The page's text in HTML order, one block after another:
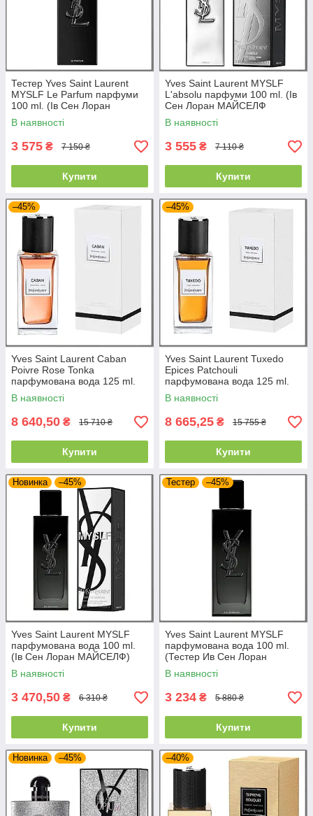
Тестер Yves Saint Laurent
MYSLF Le Parfum парфуми
100 ml. (Ів Сен Лоран
МАЙСЕЛФ Ле Парфум)
В наявності
3 575 ₴ 7 150 ₴
Купити
Yves Saint Laurent MYSLF
L'absolu парфуми 100 ml. (Ів
Сен Лоран МАЙСЕЛФ
Абсолю)
В наявності
3 555 ₴ 7 110 ₴
Купити
–45%
Yves Saint Laurent Caban
Poivre Rose Tonka
парфумована вода 125 ml.
(Ів Сен Лоран Кабан Пуавр
Роз Тонка)
В наявності
8 640,50 ₴ 15 710 ₴
Купити
–45%
Yves Saint Laurent Tuxedo
Epices Patchouli
парфумована вода 125 ml.
(Ів Сен Лоран Такседо Епіс
Патчулі)
В наявності
8 665,25 ₴ 15 755 ₴
Купити
Новинка –45%
Yves Saint Laurent MYSLF
парфумована вода 100 ml.
(Ів Сен Лоран МАЙСЕЛФ)
В наявності
3 470,50 ₴ 6 310 ₴
Купити
Тестер –45%
Yves Saint Laurent MYSLF
парфумована вода 100 ml.
(Тестер Ив Сен Лоран
МАЙСЕЛФ)
В наявності
3 234 ₴ 5 880 ₴
Купити
Новинка –45% –40%